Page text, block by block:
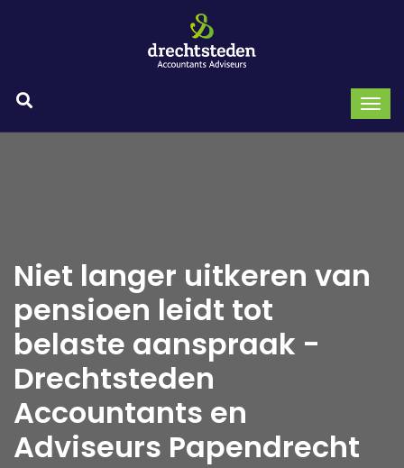
Niet langer uitkeren van
pensioen leidt tot
belaste aanspraak -
Drechtsteden
Accountants en
Adviseurs Papendrecht